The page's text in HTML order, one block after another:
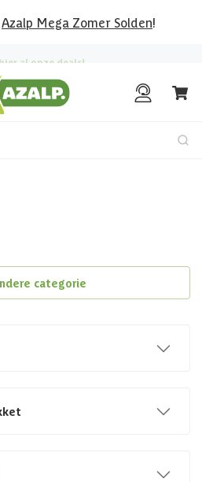
Azalp Mega Zomer Solden!
al onze deals!
categorie